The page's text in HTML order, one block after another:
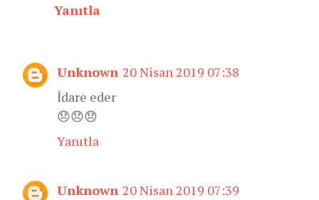
Yanıtla
Unknown 20 Nisan 2019 07:38
İdare eder
😞😞😞
Yanıtla
Unknown 20 Nisan 2019 07:39